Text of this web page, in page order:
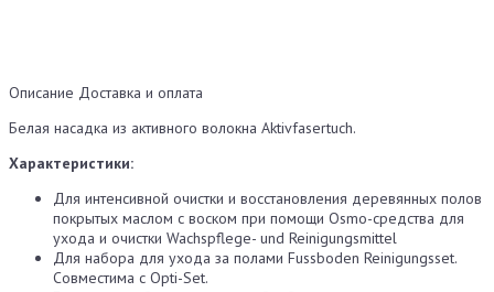
Описание Доставка и оплата
Белая насадка из активного волокна Aktivfasertuch.
Характеристики:
Для интенсивной очистки и восстановления деревянных полов
покрытых маслом с воском при помощи Osmo-средства для
ухода и очистки Wachspflege- und Reinigungsmittel
Для набора для ухода за полами Fussboden Reinigungsset.
Совместима с Opti-Set.